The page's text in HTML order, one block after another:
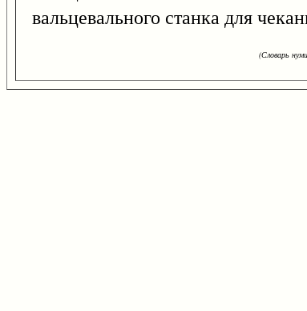
вальцевального станка для
(Словарь